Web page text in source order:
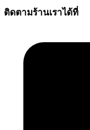
ติดตามร้านเราได้ที่